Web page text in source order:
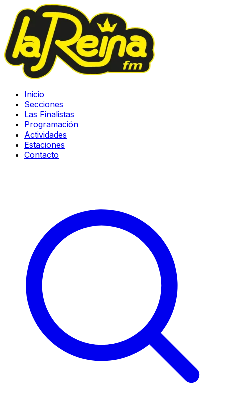
Inicio
Secciones
Las Finalistas
Programación
Actividades
Estaciones
Contacto